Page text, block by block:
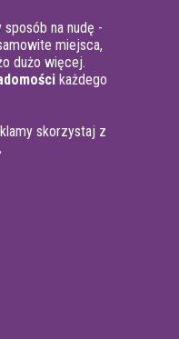
na nudę -
miejsca,
dużo więcej.
każdego
skorzystaj z